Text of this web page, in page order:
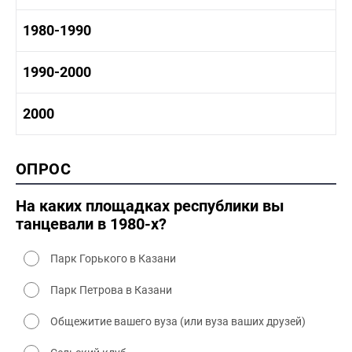
1960-1970 промышленность
1960-1970 культура
1970-1980 история
1970-1980 культура
1970 - 1980 быт
1980-1990
1980 -1990 история
1980-1990 культура
1990-2000
1990-2000 культура
2000
2000 промышленность
2000 культура
ОПРОС
На каких площадках республики вы
танцевали в 1980-х?
Парк Горького в Казани
Парк Петрова в Казани
Общежитие вашего вуза (или вуза ваших друзей)